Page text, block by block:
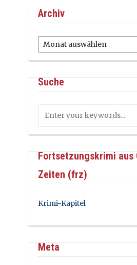
Archiv
Archiv
Suche
Fortsetzungskrimi aus
Zeiten (frz)
Krimi-Kapitel
Meta